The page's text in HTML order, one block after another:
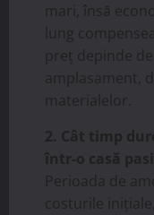
mari, însă
lung
preț depinde
amplasament,
materialelor.
2. Cât timp
într-o casă
Perioada de
costurile